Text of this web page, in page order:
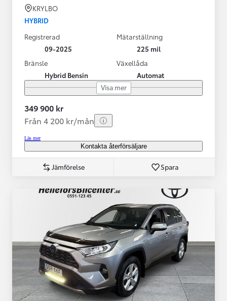
KRYLBO
HYBRID
Registrerad
09-2025
Mätarställning
225 mil
Bränsle
Hybrid Bensin
Växellåda
Automat
Visa mer
349 900 kr
Från 4 200 kr/mån
Läs mer
Kontakta återförsäljare
Jämförelse Spara